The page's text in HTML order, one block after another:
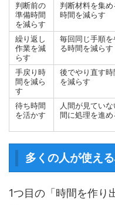
判断前の
準備時間
を減らす
判断材料を集め
時間を減らす
繰り返し
作業を減
らす
毎回同じ手順を
る時間を減らす
手戻り時
間を減ら
す
後でやり直す時
を減らす
待ち時間
を活かす
人間が見ていな
間に処理を進め
多くの人が使え
1つ目の「時間を作り